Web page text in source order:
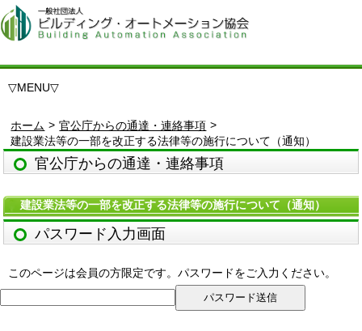
▽MENU▽
ホーム > 官公庁からの通達・連絡事項 >
建設業法等の一部を改正する法律等の施行について（通知）
官公庁からの通達・連絡事項
建設業法等の一部を改正する法律等の施行について（通知）
パスワード入力画面
このページは会員の方限定です。パスワードをご入力ください。